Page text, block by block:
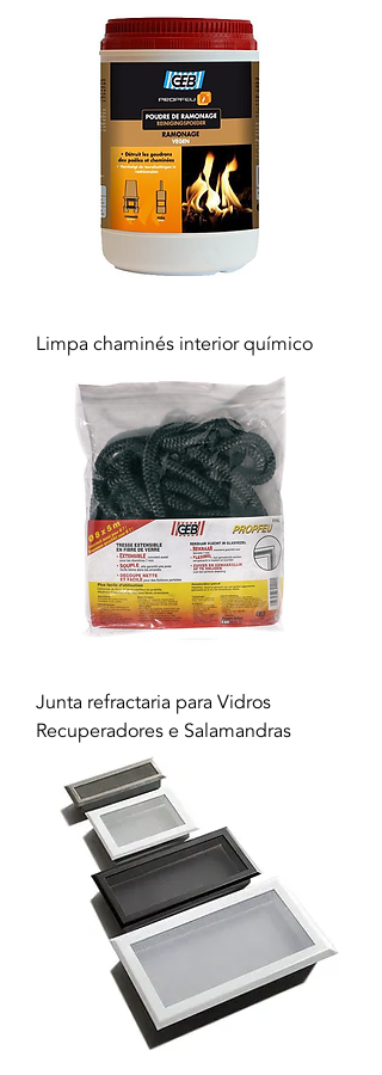
Limpa chaminés interior químico
Junta refractaria para Vidros
Recuperadores e Salamandras